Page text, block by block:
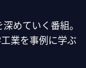
めていく番組。
業を事例に学ぶ